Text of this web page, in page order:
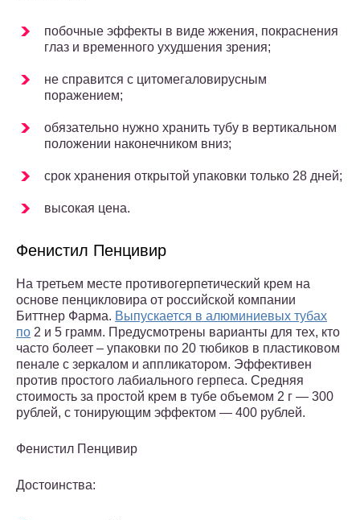
побочные эффекты в виде жжения, покраснения
глаз и временного ухудшения зрения;
не справится с цитомегаловирусным
поражением;
обязательно нужно хранить тубу в вертикальном
положении наконечником вниз;
срок хранения открытой упаковки только 28 дней;
высокая цена.
Фенистил Пенцивир
На третьем месте противогерпетический крем на
основе пенцикловира от российской компании
Биттнер Фарма. Выпускается в алюминиевых тубах
по 2 и 5 грамм. Предусмотрены варианты для тех, кто
часто болеет – упаковки по 20 тюбиков в пластиковом
пенале с зеркалом и аппликатором. Эффективен
против простого лабиального герпеса. Средняя
стоимость за простой крем в тубе объемом 2 г — 300
рублей, с тонирующим эффектом — 400 рублей.
Фенистил Пенцивир
Достоинства: